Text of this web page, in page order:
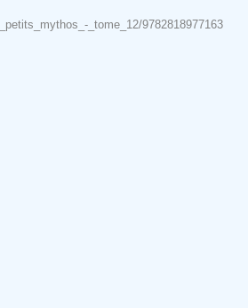
_tome_12/9782818977163